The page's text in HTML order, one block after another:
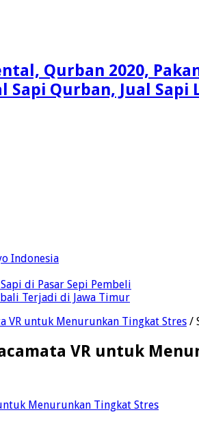
Sapi Qurban, Jual
Indonesia
di Pasar Sepi Pembeli
Terjadi di Jawa Timur
VR untuk Menurunkan Tingkat Stres /
VR untuk